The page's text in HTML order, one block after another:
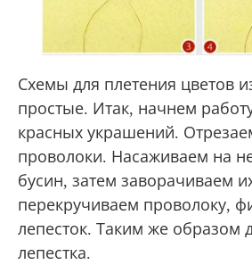
Схемы для плетения цветов
простые. Итак, начнем
красных украшений.
проволоки. Насаживаем на
бусин, затем заворачиваем
перекручиваем проволоку,
лепесток. Таким же образом
лепестка.